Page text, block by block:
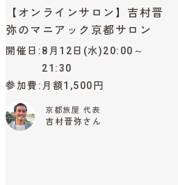
【オンラインサロン】吉村晋
弥のマニアック京都サロン
開催日
8月12日(水)20:00～
21:30
参加費
月額1,500円
京都旅屋 代表
吉村晋弥さん